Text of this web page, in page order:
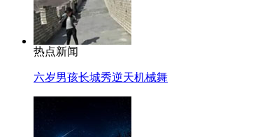
热点新闻
六岁男孩长城秀逆天机械舞